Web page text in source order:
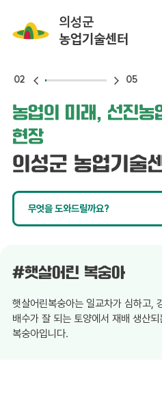
의성군
농업기술센터
02 05
농업의 미래, 선진농
현장
의성군 농업기술
#햇살어린 복숭아
햇살어린복숭아는 일교차가 심하고,
배수가 잘 되는 토양에서 재배 생산
복숭아입니다.